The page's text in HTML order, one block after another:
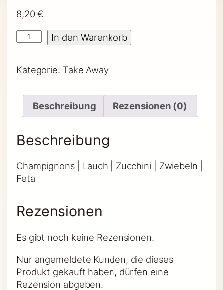
8,20€
Flammkuchen Gemüse Menge
In den Warenkorb
Kategorie: Take Away
Beschreibung Rezensionen (0)
Beschreibung
Champignons | Lauch | Zucchini | Zwiebeln |
Feta
Rezensionen
Es gibt noch keine Rezensionen.
Nur angemeldete Kunden, die dieses
Produkt gekauft haben, dürfen eine
Rezension abgeben.